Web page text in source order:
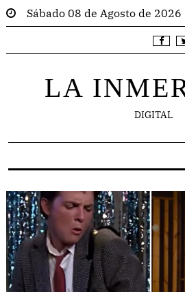
Sábado 08 de Agosto de 2026
LA
DIGITAL